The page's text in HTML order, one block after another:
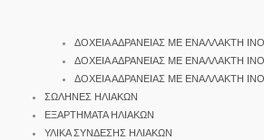
ΔΟΧΕΙΑ ΑΔΡΑΝΕΙΑΣ ΜΕ ΕΝΑΛΛΑΚΤΗ
ΔΟΧΕΙΑ ΑΔΡΑΝΕΙΑΣ ΜΕ ΕΝΑΛΛΑΚΤΗ
ΔΟΧΕΙΑ ΑΔΡΑΝΕΙΑΣ ΜΕ ΕΝΑΛΛΑΚΤΗ
ΣΩΛΗΝΕΣ ΗΛΙΑΚΩΝ
ΕΞΑΡΤΗΜΑΤΑ ΗΛΙΑΚΩΝ
ΥΛΙΚΑ ΣΥΝΔΕΣΗΣ ΗΛΙΑΚΩΝ